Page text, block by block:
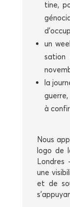
tine,
un
sa­tion
la
à
Nous
logo de
une
et de